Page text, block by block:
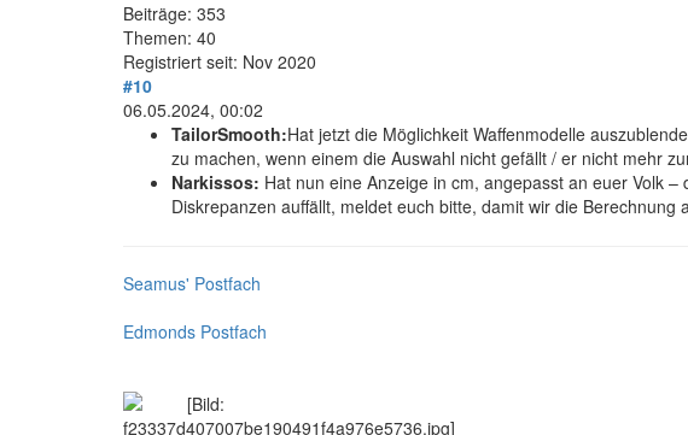
Beiträge: 353
Themen: 40
Registriert seit: Nov 2020
#10
06.05.2024, 00:02
TailorSmooth:Hat jetzt die Möglichkeit Waffenmodelle
zu machen, wenn einem die Auswahl nicht gefällt / er nicht mehr
Narkissos: Hat nun eine Anzeige in cm, angepasst an euer Volk
Diskrepanzen auffällt, meldet euch bitte, damit wir die Berechnung
Seamus' Postfach
Edmonds Postfach